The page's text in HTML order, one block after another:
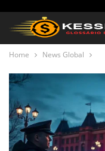
Home News Global